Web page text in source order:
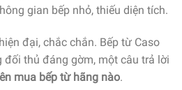
gian bếp nhỏ, thiếu diện tích.
đại, chắc chắn. Bếp từ Caso
thủ đáng gờm, một câu trả lời
mua bếp từ hãng nào.